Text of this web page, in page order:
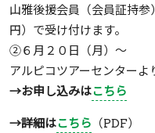
山雅後援会員（会員証持
円）で受け付けます。
②６月２０日（月）～
アルピコツアーセンターよ
→お申し込みはこちら
→詳細はこちら （PDF）